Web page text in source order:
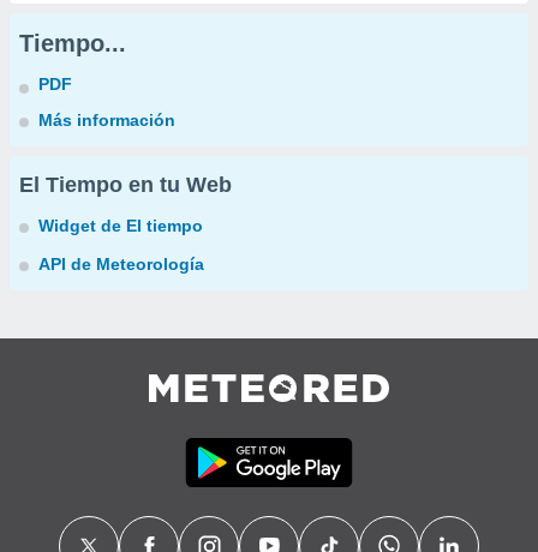
Tiempo...
PDF
Más información
El Tiempo en tu Web
Widget de El tiempo
API de Meteorología